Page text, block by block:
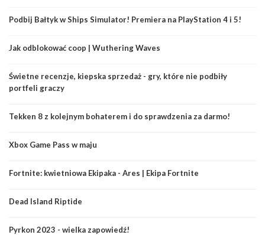
Podbij Bałtyk w Ships Simulator! Premiera na PlayStation 4 i 5!
Jak odblokować coop | Wuthering Waves
Świetne recenzje, kiepska sprzedaż - gry, które nie podbiły
portfeli graczy
Tekken 8 z kolejnym bohaterem i do sprawdzenia za darmo!
Xbox Game Pass w maju
Fortnite: kwietniowa Ekipaka - Ares | Ekipa Fortnite
Dead Island Riptide
Pyrkon 2023 - wielka zapowiedź!